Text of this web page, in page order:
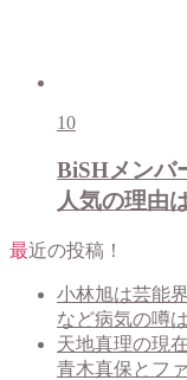
10
BiSHメンバ
人気の理由
最近の投稿！
小林旭は芸能
など病気の噂
天地真理の現
青木真保とフ